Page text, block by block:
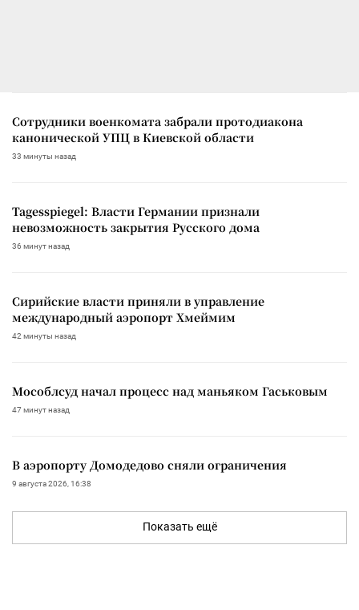
Сотрудники военкомата забрали протодиакона
канонической УПЦ в Киевской области
33 минуты назад
Tagesspiegel: Власти Германии признали
невозможность закрытия Русского дома
36 минут назад
Сирийские власти приняли в управление
международный аэропорт Хмеймим
42 минуты назад
Мособлсуд начал процесс над маньяком Гаськовым
47 минут назад
В аэропорту Домодедово сняли ограничения
9 августа 2026, 16:38
Показать ещё